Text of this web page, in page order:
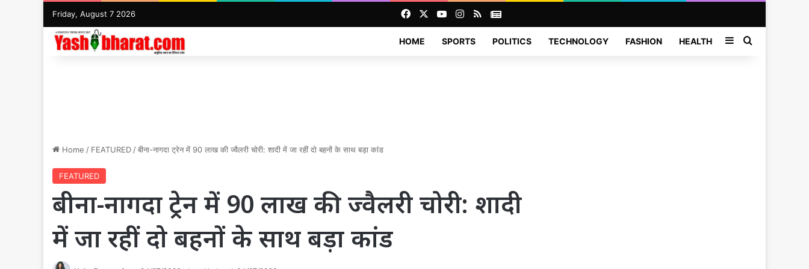
Friday, August 7 2026 FacebookYouTubeInstagram
RSSNews
HOME SPORTS POLITICS TECHNOLOGY FASHION HEALTH SidebarSearch for
Home / FEATURED /बीना-नागदा ट्रेन में 90 लाख की ज्वैलरी चोरी: शादी में जा रहीं दो बहनों के साथ बड़ा कांड
FEATURED
बीना-नागदा ट्रेन में 90 लाख की ज्वैलरी चोरी: शादी
में जा रहीं दो बहनों के साथ बड़ा कांड